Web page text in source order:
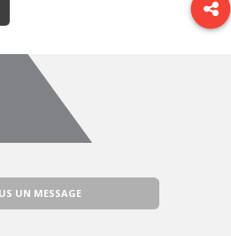
UN MESSAGE